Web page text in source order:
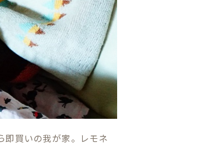
即買いの我が家。レモネ